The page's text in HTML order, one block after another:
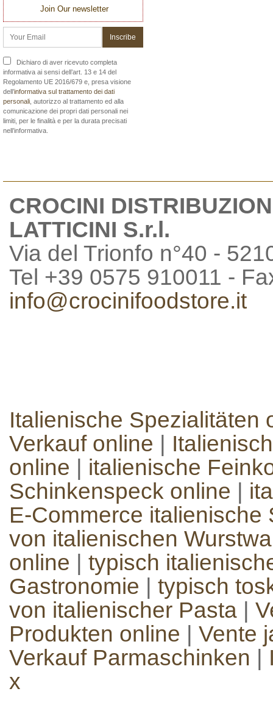
Join Our newsletter
Dichiaro di aver ricevuto completa
informativa ai sensi dell’art. 13 e 14 del
Regolamento UE 2016/679 e, presa visione
dell’informativa sul trattamento dei dati
personali , autorizzo al trattamento ed alla
comunicazione dei propri dati personali nei
limiti, per le finalità e per la durata precisati
nell’informativa.
CROCINI
LATTICINI S.r.l.
Via del Trionfo n°40 -
Tel +39 0575 910011 -
info@crocinifoodstore.it
Italienische Spezialitäten
Verkauf online
online
italienische
Schinkenspeck online
E-Commerce italienische
von italienischen
online
typisch
Gastronomie
typisch
von italienischer Pasta
Produkten online
Vente
Verkauf Parmaschinken
x